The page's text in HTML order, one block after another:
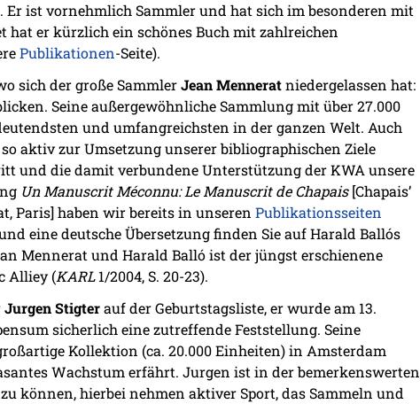
Er ist vornehmlich Sammler und hat sich im besonderen mit
hat er kürzlich ein schönes Buch mit zahlreichen
Publikationen-Seite).
sich der große SammlerJean Menneratniedergelassen hat:
Seine außergewöhnliche Sammlung mit über 27.000
und umfangreichsten in der ganzen Welt. Auch
aktiv zur Umsetzung unserer bibliographischen Ziele
und die damit verbundene Unterstützung der KWA unsere
Un Manuscrit Méconnu: Le Manuscrit de Chapais[Chapais’
Paris] haben wir bereits in unseren Publikationsseiten
eine deutsche Übersetzung finden Sie auf Harald Ballós
Mennerat und Harald Balló ist der jüngst erschienene
Alliey (KARL1/2004, S. 20-23).
Jurgen Stigterauf der Geburtstagsliste, er wurde am 13.
sicherlich eine zutreffende Feststellung. Seine
Kollektion (ca. 20.000 Einheiten) in Amsterdam
Wachstum erfährt. Jurgen ist in der bemerkenswerten
können, hierbei nehmen aktiver Sport, das Sammeln und